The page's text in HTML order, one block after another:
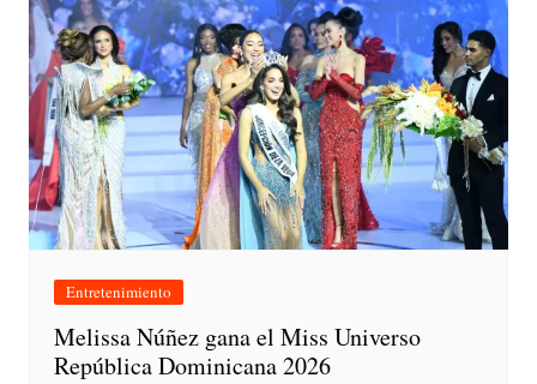
Entretenimiento
Melissa Núñez gana el Miss Universo
República Dominicana 2026